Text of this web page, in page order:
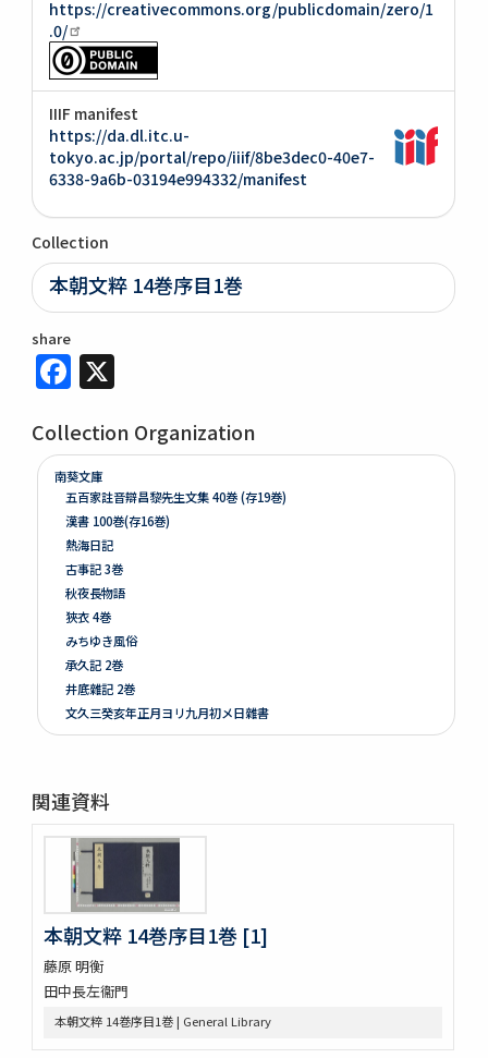
https://creativecommons.org/publicdomain/zero/1
.0/
IIIF manifest
https://da.dl.itc.u-
tokyo.ac.jp/portal/repo/iiif/8be3dec0-40e7-
6338-9a6b-03194e994332/manifest
Collection
本朝文粹 14巻序目1巻
share
Facebook
Collection Organization
南葵文庫
五百家註音辯昌黎先生文集 40巻 (存19巻)
漢書 100巻(存16巻)
熱海日記
古事記 3巻
秋夜長物語
狹衣 4巻
みちゆき風俗
承久記 2巻
井底雜記 2巻
文久三癸亥年正月ヨリ九月初メ日雜書
遍照發揮性靈集 10巻
天地萬物造化論
新刻増校切用正音郷談雜字大全 2巻 (存1巻)
黍稷稲粱辧
松の落葉 (存4巻)
節用集 2巻
倭意三百首
愚管鈔 7巻
尚書 13巻
懐風藻
摩訶般若波羅蜜經 30巻 (存5巻)
関連資料
本朝文粹 14巻序目1巻 [1]
藤原 明衡
田中長左衞門
本朝文粹 14巻序目1巻 | General Library